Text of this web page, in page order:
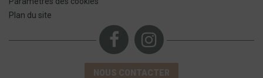
Plan du site
NOUS CONTACTER